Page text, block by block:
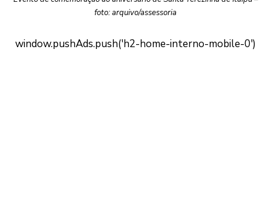
foto: arquivo/assessoria